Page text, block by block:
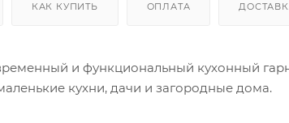
КАК КУПИТЬ ОПЛАТА
и функциональный кухонный
кухни, дачи и загородные дома.